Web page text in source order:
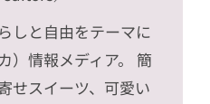
しと自由をテーマに
）情報メディア。 簡
せスイーツ、可愛い